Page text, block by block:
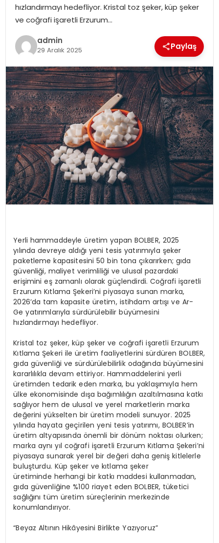
OTOMOBIL
hızlandırmayı hedefliyor. Kristal toz şeker, küp şeker
ve coğrafi işaretli Erzurum…
admin
29 Aralık 2025 Paylaş
Yerli hammaddeyle üretim yapan BOLBER, 2025
yılında devreye aldığı yeni tesis yatırımıyla şeker
paketleme kapasitesini 50 bin tona çıkarırken; gıda
güvenliği, maliyet verimliliği ve ulusal pazardaki
erişimini eş zamanlı olarak güçlendirdi. Coğrafi işaretli
Erzurum Kıtlama Şekeri’ni piyasaya sunan marka,
2026’da tam kapasite üretim, istihdam artışı ve Ar-
Ge yatırımlarıyla sürdürülebilir büyümesini
hızlandırmayı hedefliyor.
Kristal toz şeker, küp şeker ve coğrafi işaretli Erzurum
Kıtlama Şekeri ile üretim faaliyetlerini sürdüren BOLBER,
gıda güvenliği ve sürdürülebilirlik odağında büyümesini
kararlılıkla devam ettiriyor. Hammaddelerini yerli
üretimden tedarik eden marka, bu yaklaşımıyla hem
ülke ekonomisinde dışa bağımlılığın azaltılmasına katkı
sağlıyor hem de ulusal ve yerel marketlerin marka
değerini yükselten bir üretim modeli sunuyor. 2025
yılında hayata geçirilen yeni tesis yatırımı, BOLBER’in
üretim altyapısında önemli bir dönüm noktası olurken;
marka aynı yıl coğrafi işaretli Erzurum Kıtlama Şekeri’ni
piyasaya sunarak yerel bir değeri daha geniş kitlelerle
buluşturdu. Küp şeker ve kıtlama şeker
üretiminde herhangi bir katkı maddesi kullanmadan,
gıda güvenliğine %100 riayet eden BOLBER, tüketici
sağlığını tüm üretim süreçlerinin merkezinde
konumlandırıyor.
“Beyaz Altının Hikâyesini Birlikte Yazıyoruz”